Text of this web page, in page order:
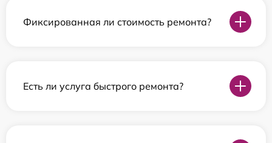
Фиксированная ли стоимость ремонта?
Есть ли услуга быстрого ремонта?